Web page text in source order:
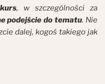
, w szczególności za
podejście do tematu. Nie
dalej, kogoś takiego jak